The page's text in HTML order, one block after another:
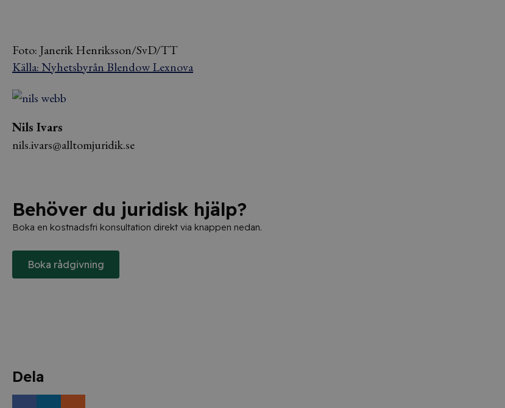
Foto: Janerik Henriksson/SvD/TT
Källa: Nyhetsbyrån Blendow Lexnova
Nils Ivars
nils.ivars@alltomjuridik.se
Behöver du juridisk hjälp?
Boka en kostnadsfri konsultation direkt via knappen nedan.
Boka rådgivning
Dela